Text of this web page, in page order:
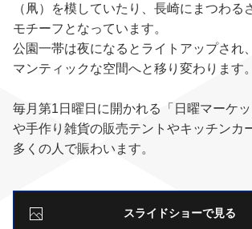
（凧）を模していたり、長崎にまつわる
モチーフとなっています。
公園一帯は夜になるとライトアップされ
マンティックな空間へと移り変わります。
毎月第1日曜日に開かれる「日曜マーケ
や手作り雑貨の販売テントやキッチンカ
多くの人で賑わいます。
スライドショーで見る